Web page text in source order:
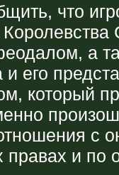
что
а
его
который
с
правах и по